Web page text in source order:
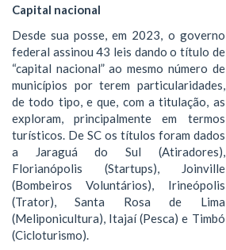
Capital nacional
Desde sua posse, em 2023, o governo
federal assinou 43 leis dando o título de
“capital nacional” ao mesmo número de
municípios por terem particularidades,
de todo tipo, e que, com a titulação, as
exploram, principalmente em termos
turísticos. De SC os títulos foram dados
a Jaraguá do Sul (Atiradores),
Florianópolis (Startups), Joinville
(Bombeiros Voluntários), Irineópolis
(Trator), Santa Rosa de Lima
(Meliponicultura), Itajaí (Pesca) e Timbó
(Cicloturismo).